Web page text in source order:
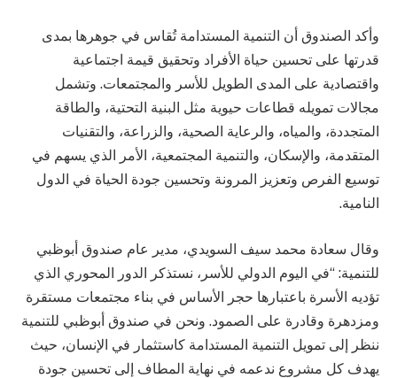
وأكد الصندوق أن التنمية المستدامة تُقاس في جوهرها بمدى
قدرتها على تحسين حياة الأفراد وتحقيق قيمة اجتماعية
واقتصادية على المدى الطويل للأسر والمجتمعات. وتشمل
مجالات تمويله قطاعات حيوية مثل البنية التحتية، والطاقة
المتجددة، والمياه، والرعاية الصحية، والزراعة، والتقنيات
المتقدمة، والإسكان، والتنمية المجتمعية، الأمر الذي يسهم في
توسيع الفرص وتعزيز المرونة وتحسين جودة الحياة في الدول
النامية.
وقال سعادة محمد سيف السويدي، مدير عام صندوق أبوظبي
للتنمية: “في اليوم الدولي للأسر، نستذكر الدور المحوري الذي
تؤديه الأسرة باعتبارها حجر الأساس في بناء مجتمعات مستقرة
ومزدهرة وقادرة على الصمود. ونحن في صندوق أبوظبي للتنمية
ننظر إلى تمويل التنمية المستدامة كاستثمار في الإنسان، حيث
يهدف كل مشروع ندعمه في نهاية المطاف إلى تحسين جودة